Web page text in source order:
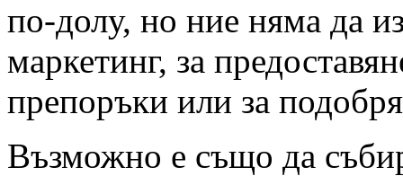
по-долу, но ние няма да
маркетинг, за
препоръки или за
Възможно е също да